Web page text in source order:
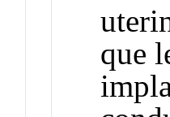
que